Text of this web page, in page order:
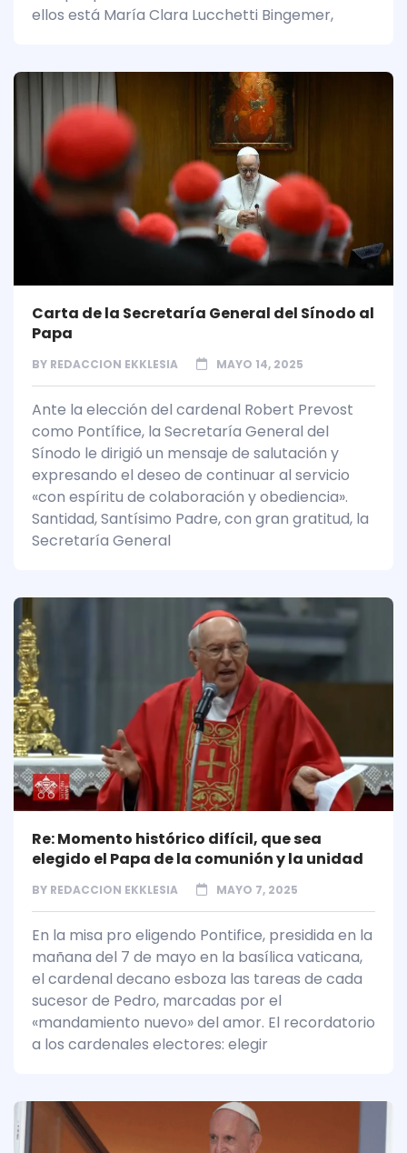
ellos está María Clara Lucchetti Bingemer,
Carta de la Secretaría General del Sínodo al
Papa
BY REDACCION EKKLESIA MAYO 14, 2025
Ante la elección del cardenal Robert Prevost
como Pontífice, la Secretaría General del
Sínodo le dirigió un mensaje de salutación y
expresando el deseo de continuar al servicio
«con espíritu de colaboración y obediencia».
Santidad, Santísimo Padre, con gran gratitud, la
Secretaría General
Re: Momento histórico difícil, que sea
elegido el Papa de la comunión y la unidad
BY REDACCION EKKLESIA MAYO 7, 2025
En la misa pro eligendo Pontifice, presidida en la
mañana del 7 de mayo en la basílica vaticana,
el cardenal decano esboza las tareas de cada
sucesor de Pedro, marcadas por el
«mandamiento nuevo» del amor. El recordatorio
a los cardenales electores: elegir